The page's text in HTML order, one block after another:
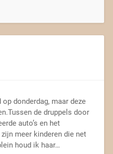
donderdag, maar deze
de druppels door
auto’s en het
meer kinderen die net
houd ik haar…